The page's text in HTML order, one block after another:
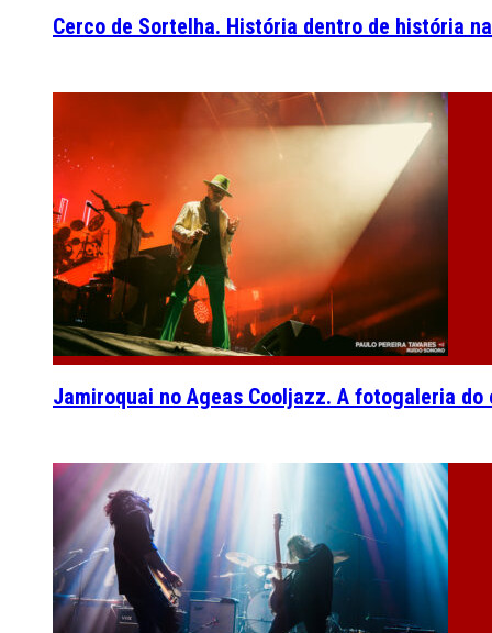
Cerco de Sortelha. História dentro de história
Jamiroquai no Ageas Cooljazz. A fotogaleria do